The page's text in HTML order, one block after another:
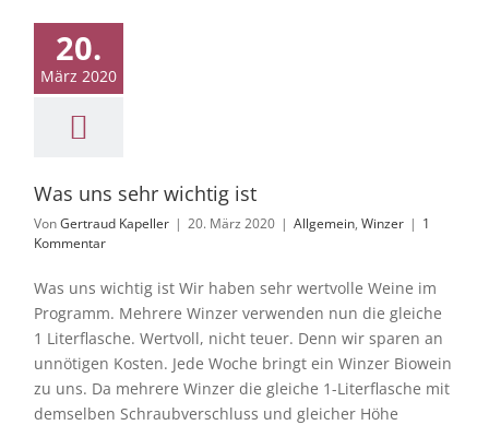
20.
März 2020
uns sehr
ist
Winzer
Was uns sehr wichtig ist
VonGertraud Kapeller | 20. März 2020 | Allgemein,Winzer | 1
Kommentar
Was uns wichtig ist Wir haben sehr wertvolle Weine im
Programm. Mehrere Winzer verwenden nun die gleiche
1 Literflasche. Wertvoll, nicht teuer. Denn wir sparen an
unnötigen Kosten. Jede Woche bringt ein Winzer Biowein
zu uns. Da mehrere Winzer die gleiche 1-Literflasche mit
demselben Schraubverschluss und gleicher Höhe